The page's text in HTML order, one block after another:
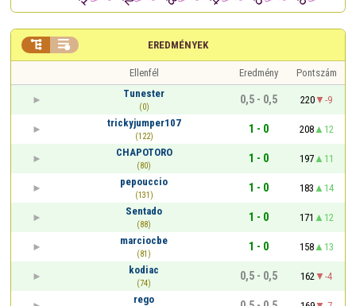
EREDMÉNYEK
 
Ellenfél Eredmény
Pontszám
Tunester
(0)
0,5 - 0,5 220
-9
trickyjumper107
(122)
1 - 0 208
12
CHAPOTORO
(80)
1 - 0 197
11
pepouccio
(131)
1 - 0 183
14
Sentado
(88)
1 - 0 171
12
marciocbe
(81)
1 - 0 158
13
kodiac
(74)
0,5 - 0,5 162
-4
rego